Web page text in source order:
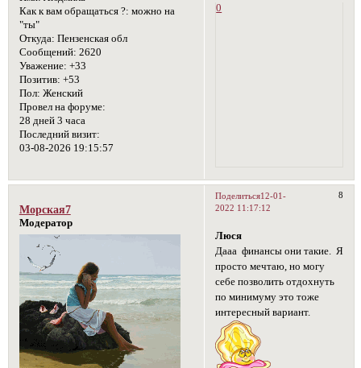
Как к вам обращаться ?: можно на
"ты"
Откуда: Пензенская обл
Сообщений: 2620
Уважение: +33
Позитив: +53
Пол: Женский
Провел на форуме:
28 дней 3 часа
Последний визит:
03-08-2026 19:15:57
0
Поделиться 8
12-01-
2022 11:17:12
Морская7
Модератор
Люся
Дааа финансы они такие. Я
просто мечтаю, но могу
себе позволить отдохнуть
по минимуму это тоже
интересный вариант.